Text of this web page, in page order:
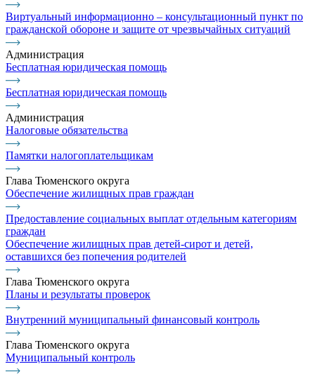
Виртуальный информационно – консультационный пункт по
гражданской обороне и защите от чрезвычайных ситуаций
Администрация
Бесплатная юридическая помощь
Бесплатная юридическая помощь
Администрация
Налоговые обязательства
Памятки налогоплательщикам
Глава Тюменского округа
Обеспечение жилищных прав граждан
Предоставление социальных выплат отдельным категориям
граждан
Обеспечение жилищных прав детей-сирот и детей,
оставшихся без попечения родителей
Глава Тюменского округа
Планы и результаты проверок
Внутренний муниципальный финансовый контроль
Глава Тюменского округа
Муниципальный контроль